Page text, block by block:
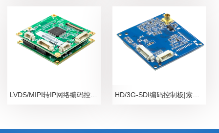
HD/3G-SDI编码控制板|索尼高清机芯专用 可